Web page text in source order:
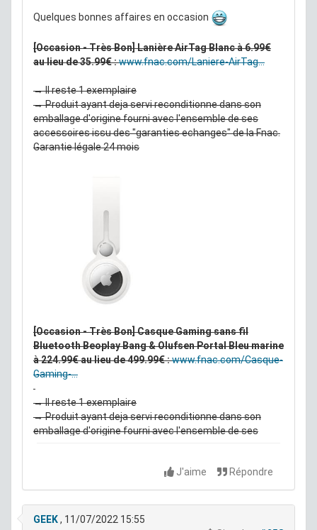
Quelques bonnes affaires en occasion
[Occasion - Très Bon] Lanière AirTag Blanc à 6.99€
au lieu de 35.99€ :www.fnac.com/Laniere-AirTag...
→ Il reste 1 exemplaire
→ Produit ayant deja servi reconditionne dans son
emballage d'origine fourni avec l'ensemble de ses
accessoires issu des "garanties echanges" de la Fnac.
Garantie légale 24 mois
[Occasion - Très Bon] Casque Gaming sans fil
Bluetooth Beoplay Bang & Olufsen Portal Bleu marine
à 224.99€ au lieu de 499.99€ :www.fnac.com/Casque-
Gaming-...
→ Il reste 1 exemplaire
→ Produit ayant deja servi reconditionne dans son
emballage d'origine fourni avec l'ensemble de ses
J'aime Répondre
GEEK, 11/07/2022 15:55